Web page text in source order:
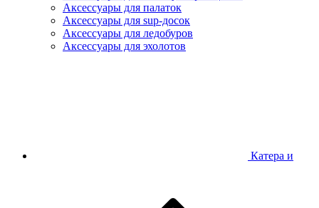
Аксессуары для палаток
Аксессуары для sup-досок
Аксессуары для ледобуров
Аксессуары для эхолотов
Катера и